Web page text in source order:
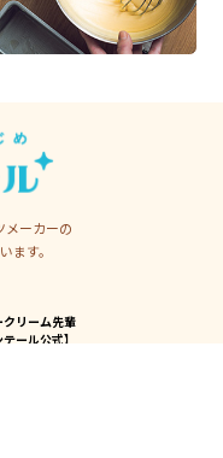
メーカーの
ます。
クリーム先輩
テール公式】